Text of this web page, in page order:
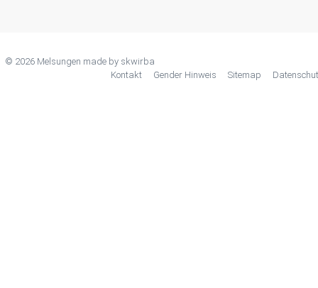
© 2026 Melsungen made by skwirba
Kontakt
Gender Hinweis Sitemap